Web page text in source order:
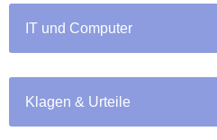
IT und Computer
Klagen & Urteile